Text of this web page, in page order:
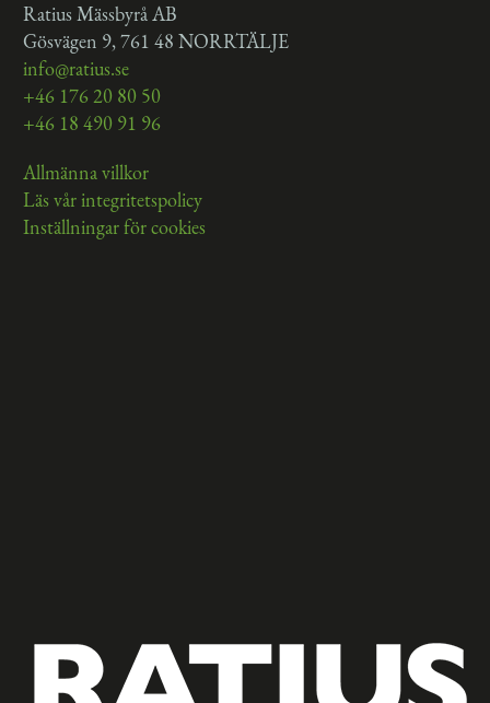
Ratius Mässbyrå AB
Gösvägen 9, 761 48 NORRTÄLJE
info@ratius.se
+46 176 20 80 50
+46 18 490 91 96
Allmänna villkor
Läs vår integritetspolicy
Inställningar för cookies